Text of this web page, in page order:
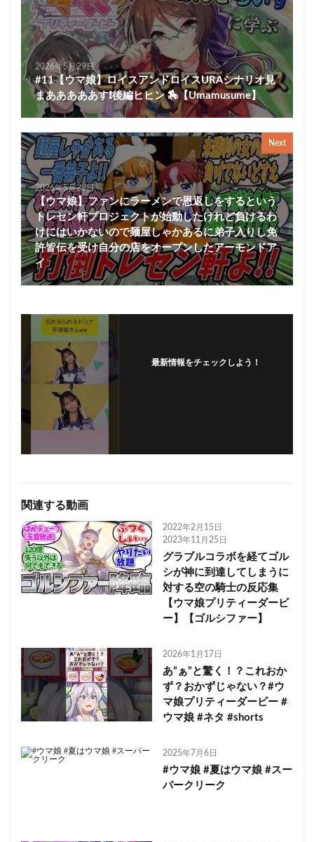
2026年5月29日
#11【ウマ娘】ロイスアンドロイスURAシナリオ見
まあああああす❗後編ヒヒン 🏇【Umamusume】
Next
2026年5月29日
【ウマ娘】ファンにラーメンで恩返しをするという
トレセン軒プロジェクトが始動したけれど負けるわ
けにはいかないので麺屋しゃかあるに弟子入りし免
許皆伝を受け自分の店をオープンしたアーモンドア
イ
最新情報をチェックしよう！
関連する動画
2022年2月15日
2023年11月25日
グラブルコラボを経てゴル
シが神に到達してしまうに
対する空の騎士の反応集
【ウマ娘プリティーダービ
ー】【ゴルシファー】
2026年1月17日
あ”ぁ”と驚く！？これおか
ず？おかずじゃない？#ウ
マ娘プリティーダービー #
ウマ娘 #ネタ #shorts
2025年7月6日
#ウマ娘 #夏はウマ娘 #スー
パークリーク